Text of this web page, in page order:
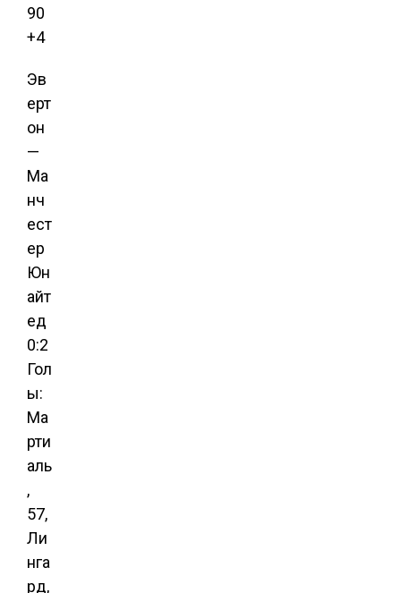
90
+4
Эв
ерт
он
—
Ма
нч
ест
ер
Юн
айт
ед
0:2
Гол
ы:
Ма
рти
аль
,
57,
Ли
нга
рд,